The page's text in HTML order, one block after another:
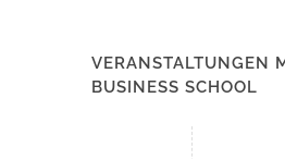
VERANSTALTUNGEN
BUSINESS SCHOOL